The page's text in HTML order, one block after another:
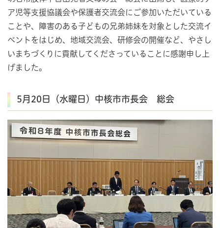
ア児等支援協議会や保護者交流会にご参加いただいている
ことや、障害のある子どもの兄弟姉妹を対象とした交流イ
ベントをはじめ、地域交流会、研修会の開催など、やさし
いまちづくりに貢献してくださっていることに感謝申し上
げました。
5月20日（水曜日）中核市市長会 総会